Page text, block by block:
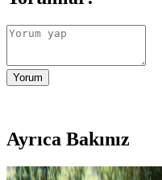
Yorum
Ayrıca Bakınız